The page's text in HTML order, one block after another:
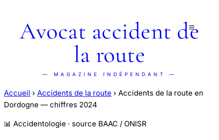
Avocat accident de
la route
— MAGAZINE INDÉPENDANT —
Accueil › Accidents de la route › Accidents de la route en
Dordogne — chiffres 2024
📊 Accidentologie · source BAAC / ONISR